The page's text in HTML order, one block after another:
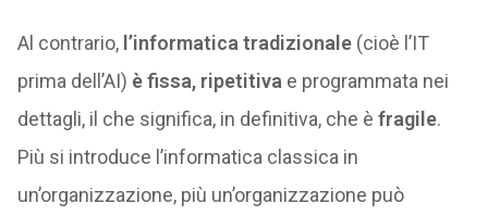
Al contrario, l’informatica tradizionale(cioè l’IT
prima dell’AI) è fissa, ripetitiva e programmata nei
dettagli, il che significa, in definitiva, che è fragile.
Più si introduce l’informatica classica in
un’organizzazione, più un’organizzazione può